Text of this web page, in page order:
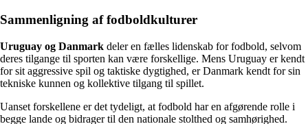
Sammenligning af fodboldkulturer
Uruguay og Danmark deler en fælles lidenskab for fodbold, selvom
deres tilgange til sporten kan være forskellige. Mens Uruguay er kendt
for sit aggressive spil og taktiske dygtighed, er Danmark kendt for sin
tekniske kunnen og kollektive tilgang til spillet.
Uanset forskellene er det tydeligt, at fodbold har en afgørende rolle i
begge lande og bidrager til den nationale stolthed og samhørighed.